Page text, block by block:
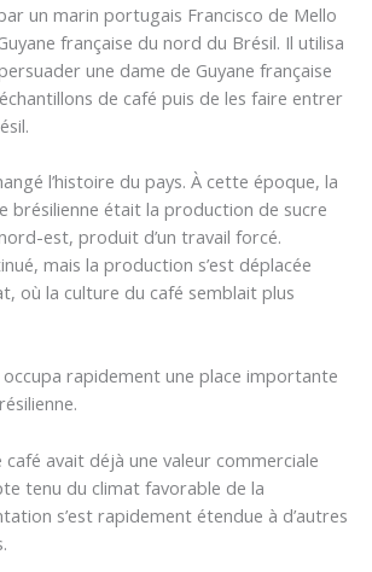
un marin portugais Francisco de Mello
française du nord du Brésil. Il utilisa
une dame de Guyane française
de café puis de les faire entrer
l’histoire du pays. À cette époque, la
brésilienne était la production de sucre
est, produit d’un travail forcé.
mais la production s’est déplacée
où la culture du café semblait plus
rapidement une place importante
avait déjà une valeur commerciale
tenu du climat favorable de la
s’est rapidement étendue à d’autres